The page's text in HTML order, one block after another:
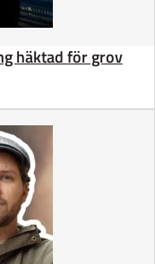
häktad för grov